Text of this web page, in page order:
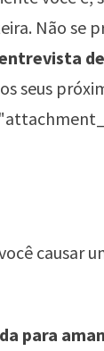
Não se
seus
causar
para